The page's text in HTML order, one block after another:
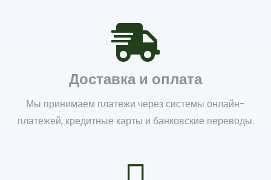
Доставка и оплата
Мы принимаем платежи через системы онлайн-
платежей, кредитные карты и банковские переводы.